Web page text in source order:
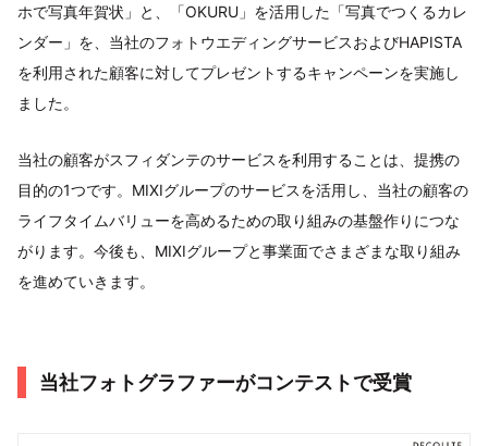
ホで写真年賀状」と、「OKURU」を活用した「写真でつくるカレ
ンダー」を、当社のフォトウエディングサービスおよびHAPISTA
を利用された顧客に対してプレゼントするキャンペーンを実施し
ました。
当社の顧客がスフィダンテのサービスを利用することは、提携の
目的の1つです。MIXIグループのサービスを活用し、当社の顧客の
ライフタイムバリューを高めるための取り組みの基盤作りにつな
がります。今後も、MIXIグループと事業面でさまざまな取り組み
を進めていきます。
当社フォトグラファーがコンテストで受賞